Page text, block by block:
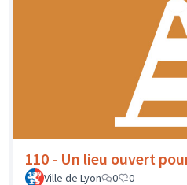
110 - Un lieu ouvert
Ville de Lyon 0 0